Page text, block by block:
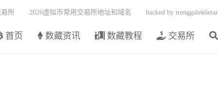
首页 数藏资讯 数藏教程 交易所
所 2026虚拟币常用交易所地址和域名 hacked by trenggalek6etar